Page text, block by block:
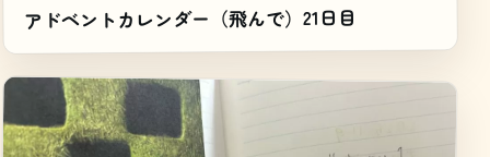
アドベントカレンダー（飛んで）21日目